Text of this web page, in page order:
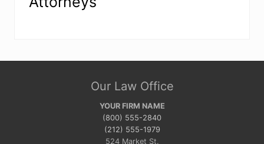
Our Law Office
YOUR FIRM NAME
(800) 555-2840
(212) 555-1979
524 Market St.